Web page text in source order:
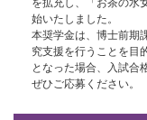
を拡充し、「お茶の水
始いたしました。
本奨学金は、博士前期
究支援を行うことを目
となった場合、入試合
ぜひご応募ください。